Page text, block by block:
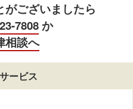
ございましたら
7808か
相談へ
ービス